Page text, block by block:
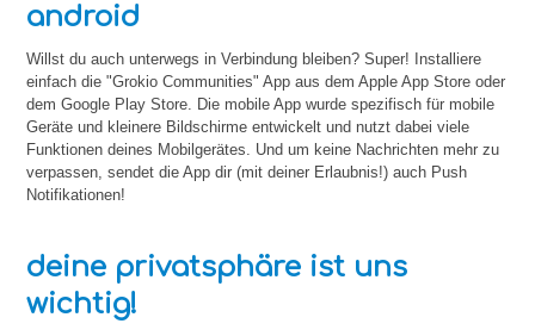
android
Willst du auch unterwegs in Verbindung bleiben? Super! Installiere
einfach die "Grokio Communities" App aus dem Apple App Store oder
dem Google Play Store. Die mobile App wurde spezifisch für mobile
Geräte und kleinere Bildschirme entwickelt und nutzt dabei viele
Funktionen deines Mobilgerätes. Und um keine Nachrichten mehr zu
verpassen, sendet die App dir (mit deiner Erlaubnis!) auch Push
Notifikationen!
deine privatsphäre ist uns
wichtig!